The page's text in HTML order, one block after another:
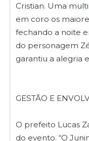
Cristian. Uma
em coro os
fechando a noite
do personagem
garantiu a alegria
GESTÃO E
O prefeito Lucas
do evento. “O